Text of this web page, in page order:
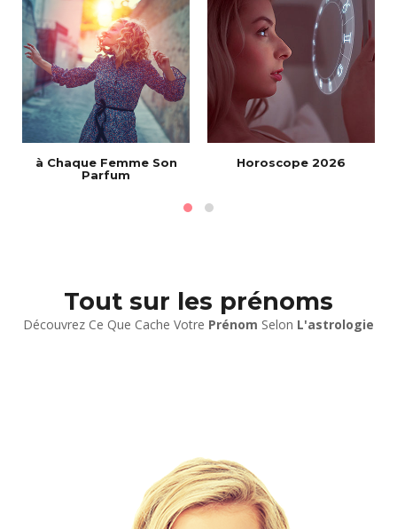
à Chaque Femme Son
Parfum
Horoscope 2026
Tout sur les prénoms
Découvrez Ce Que Cache Votre Prénom Selon L'astrologie